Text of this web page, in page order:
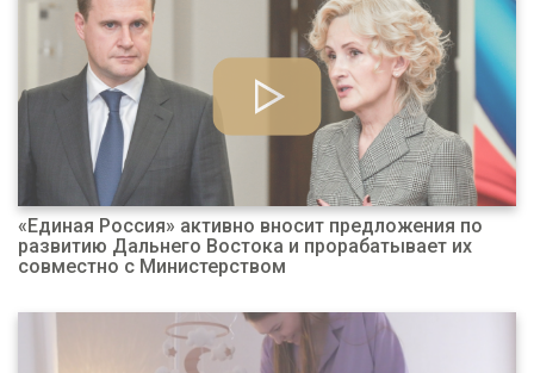
«Единая Россия» активно вносит предложения по
развитию Дальнего Востока и прорабатывает их
совместно с Министерством